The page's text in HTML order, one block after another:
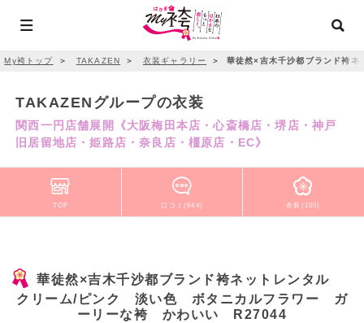
My袴トップ ＞ TAKAZEN ＞ 衣装ギャラリー ＞ 華徒然×吉木千沙都ブランド
TAKAZENグループの衣装
関西一円店舗展開《大阪梅田本店・心斎橋店・堺店・神戸
旧居留地店・姫路店・奈良店・橿原店・EC》
TOP 口コミ(644) 衣装(100)
華徒然×吉木千沙都ブランド袴ネットレンタル
クリーム/ピンク 淡い色 ボタニカルフラワー ガ
ーリーな袴 かわいい R27044